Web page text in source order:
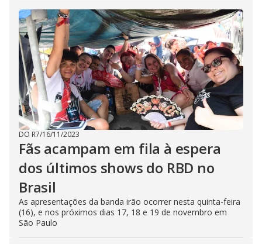
DO R7/16/11/2023
Fãs acampam em fila à espera
dos últimos shows do RBD no
Brasil
As apresentações da banda irão ocorrer nesta quinta-feira
(16), e nos próximos dias 17, 18 e 19 de novembro em
São Paulo